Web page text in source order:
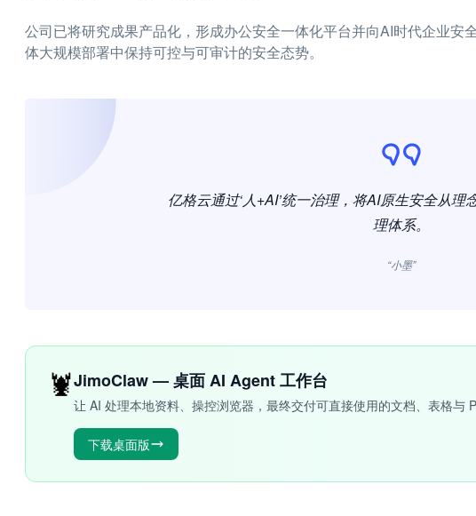
公司已将研究成果产品化，形成办公安全一体化平台并向AI时代企业安
体大规模部署中保持可控与可审计的安全态势。
亿格云通过‘人+AI’统一治理，将AI原生安全从
理体系。
“小墨”
🦞JimoClaw — 桌面 AI Agent 工作台
让 AI 处理本地资料、操控浏览器，最终交付可直接使用的文档、表格与
下载桌面版